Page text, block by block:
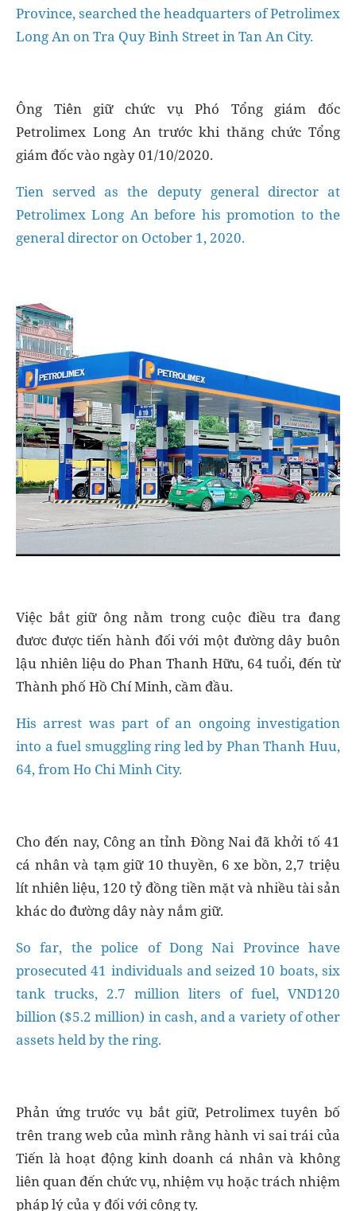
Province, searched the headquarters of Petrolimex
Long An on Tra Quy Binh Street in Tan An City.
Ông Tiên giữ chức vụ Phó Tổng giám đốc
Petrolimex Long An trước khi thăng chức Tổng
giám đốc vào ngày 01/10/2020.
Tien served as the deputy general director at
Petrolimex Long An before his promotion to the
general director on October 1, 2020.
Việc bắt giữ ông nằm trong cuộc điều tra đang
đươc được tiến hành đối với một đường dây buôn
lậu nhiên liệu do Phan Thanh Hữu, 64 tuổi, đến từ
Thành phố Hồ Chí Minh, cầm đầu.
His arrest was part of an ongoing investigation
into a fuel smuggling ring led by Phan Thanh Huu,
64, from Ho Chi Minh City.
Cho đến nay, Công an tỉnh Đồng Nai đã khởi tố 41
cá nhân và tạm giữ 10 thuyền, 6 xe bồn, 2,7 triệu
lít nhiên liệu, 120 tỷ đồng tiền mặt và nhiều tài sản
khác do đường dây này nắm giữ.
So far, the police of Dong Nai Province have
prosecuted 41 individuals and seized 10 boats, six
tank trucks, 2.7 million liters of fuel, VND120
billion ($5.2 million) in cash, and a variety of other
assets held by the ring.
Phản ứng trước vụ bắt giữ, Petrolimex tuyên bố
trên trang web của mình rằng hành vi sai trái của
Tiến là hoạt động kinh doanh cá nhân và không
liên quan đến chức vụ, nhiệm vụ hoặc trách nhiệm
pháp lý của y đối với công ty.